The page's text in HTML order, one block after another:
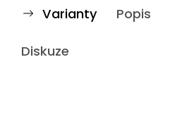
Varianty Popis
Diskuze